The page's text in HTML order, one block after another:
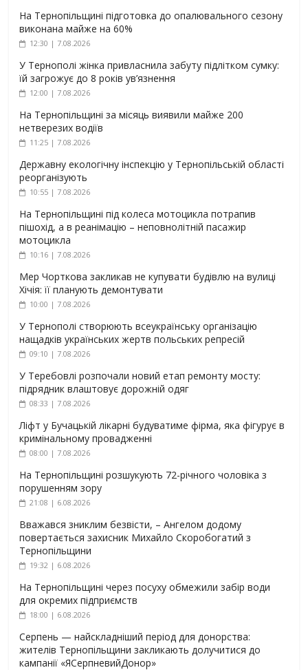
На Тернопільщині підготовка до опалювального сезону
виконана майже на 60%
12:30 | 7.08.2026
У Тернополі жінка привласнила забуту підлітком сумку:
їй загрожує до 8 років ув’язнення
12:00 | 7.08.2026
На Тернопільщині за місяць виявили майже 200
нетверезих водіїв
11:25 | 7.08.2026
Державну екологічну інспекцію у Тернопільській області
реорганізують
10:55 | 7.08.2026
На Тернопільщині під колеса мотоцикла потрапив
пішохід, а в реанімацію – неповнолітній пасажир
мотоцикла
10:16 | 7.08.2026
Мер Чорткова закликав не купувати будівлю на вулиці
Хічія: її планують демонтувати
10:00 | 7.08.2026
У Тернополі створюють всеукраїнську організацію
нащадків українських жертв польських репресій
09:10 | 7.08.2026
У Теребовлі розпочали новий етап ремонту мосту:
підрядник влаштовує дорожній одяг
08:33 | 7.08.2026
Ліфт у Бучацькій лікарні будуватиме фірма, яка фігурує в
кримінальному провадженні
08:00 | 7.08.2026
На Тернопільщині розшукують 72-річного чоловіка з
порушенням зору
21:08 | 6.08.2026
Вважався зниклим безвісти, – Ангелом додому
повертається захисник Михайло Скоробогатий з
Тернопільщини
19:32 | 6.08.2026
На Тернопільщині через посуху обмежили забір води
для окремих підприємств
18:00 | 6.08.2026
Серпень — найскладніший період для донорства:
жителів Тернопільщини закликають долучитися до
кампанії «ЯСерпневийДонор»